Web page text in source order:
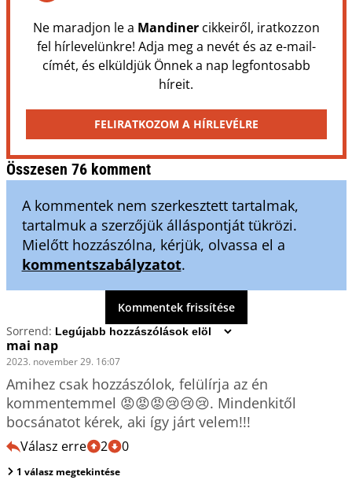
Ne maradjon le a Mandinercikkeiről, iratkozzon
fel hírlevelünkre! Adja meg a nevét és az e-mail-
címét, és elküldjük Önnek a nap legfontosabb
híreit.
FELIRATKOZOM A HÍRLEVÉLRE
Összesen 76 komment
A kommentek nem szerkesztett tartalmak,
tartalmuk a szerzőjük álláspontját tükrözi.
Mielőtt hozzászólna, kérjük, olvassa el a
kommentszabályzatot.
Kommentek frissítése
Sorrend:
mai nap
2023. november 29. 16:07
Amihez csak hozzászólok, felülírja az én
kommentemmel 😡😡😡😢😢😢. Mindenkitől
bocsánatot kérek, aki így járt velem!!!
Válasz erre 2 0
1 válasz megtekintése